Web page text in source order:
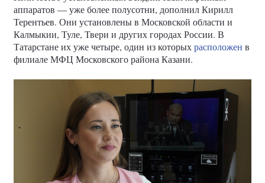
аппаратов — уже более полусотни, дополнил Кирилл
Терентьев. Они установлены в Московской области и
Калмыкии, Туле, Твери и других городах России. В
Татарстане их уже четыре, один из которыхрасположен в
филиале МФЦ Московского района Казани.